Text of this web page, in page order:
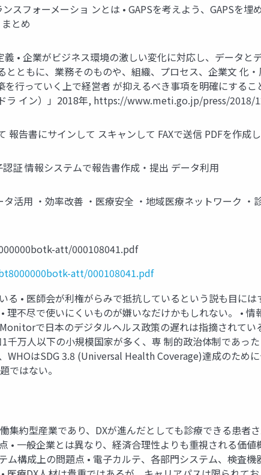
スフォーメーショ ンとは • GAPSを考えよう、GAPSを
とめ
• 企業がビジネス環境の激しい変化に対応し、データ
ともに、業務そのものや、組織、プロセス、企業文 化
行っていく上で経営者 が抑えるべき事項を明確にする
ラ イン）」2018年, https://www.meti.go.jp/press/
告書にサインして スキャンして FAXで送信 PDFを作成
証 情報システムで報告書作成・提出 データ利用
活用 ・効率改善 ・医療安全 ・地域医療ネットワーク
att/000108041.pdf
att/000108041.pdf
• 医師会が利権がらみで抵抗しているという説も目には
理不尽で使いにくいものが嫌いなだけかもしれない。 •
で日本のデジタルヘルス政策の遅れは指摘されてい
千万人以下の小規模国家が多く、専 制的政治体制であっ
はSDG 3.8 (Universal Health Coverage)達成のため
ではない。
集約型産業であり、DXが進んだとしても診療できる患者
• 一般企業とは異なり、経済合理性よりも重視される価
ム構成上の問題点 • 電子カルテ、各部門システム、検査